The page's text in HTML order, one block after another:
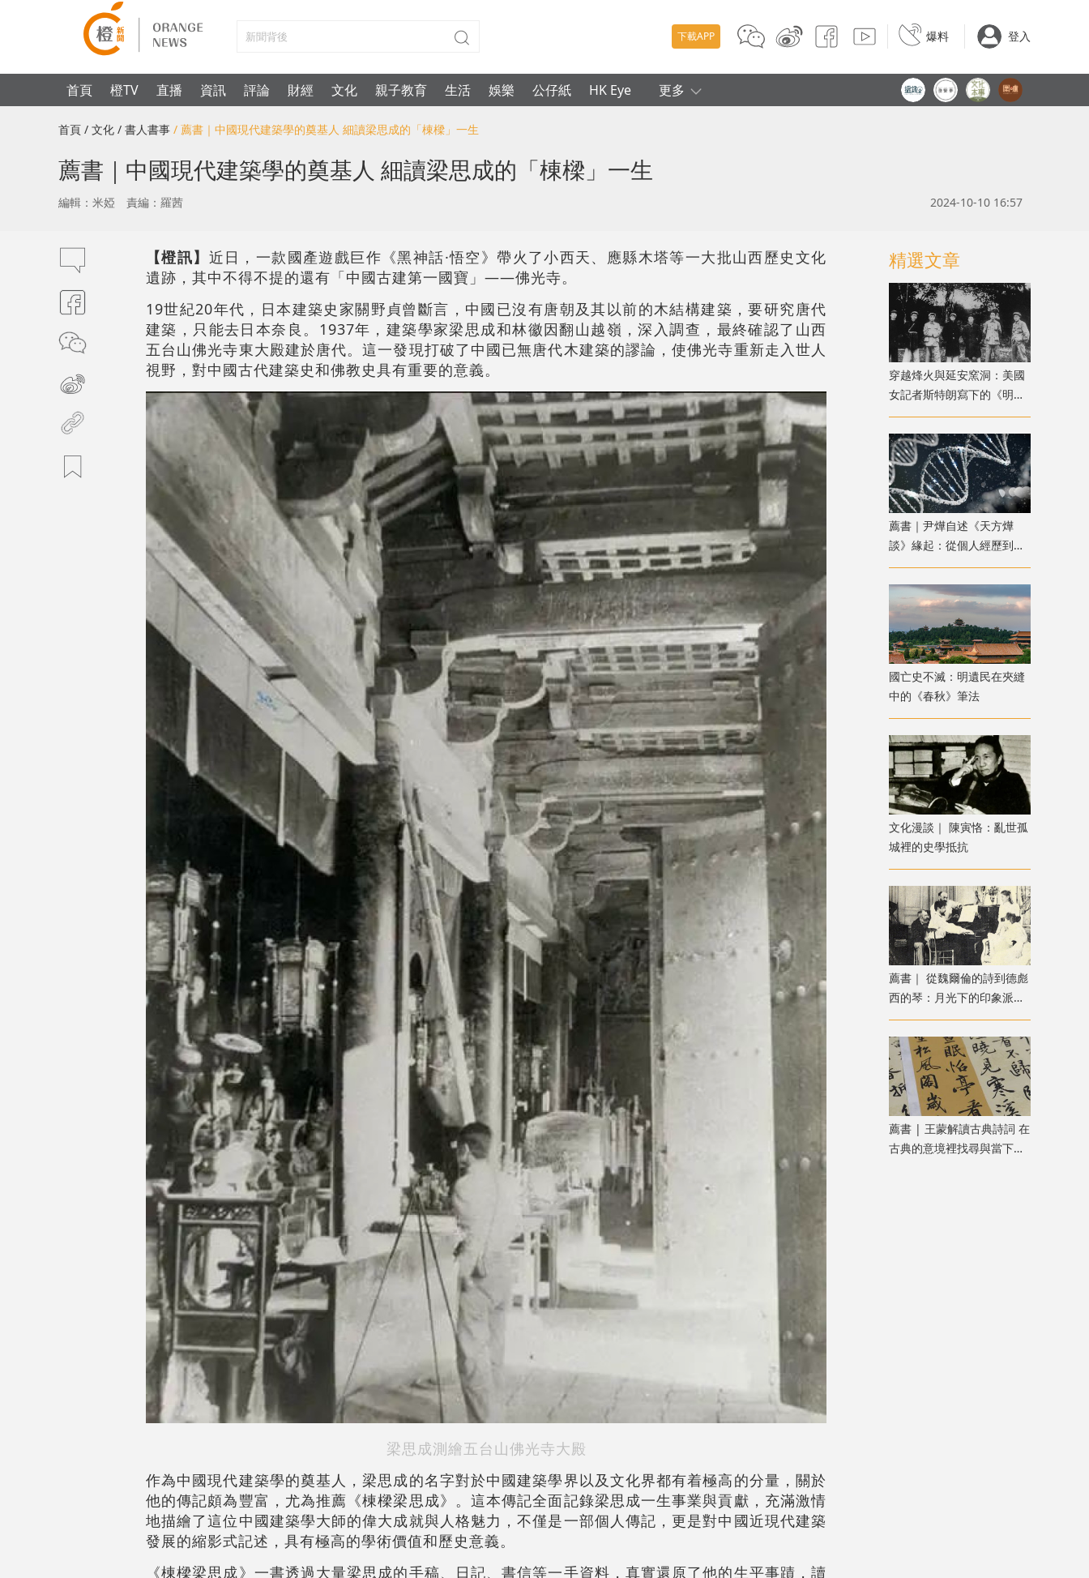
下載APP 爆料 登入
首頁 橙TV 直播 資訊 評論 財經 文化 親子教育 生活 娛樂 公仔紙 HK Eye 更多
首頁 / 文化 / 書人書事 / 薦書｜中國現代建築學的奠基人 細讀梁思成的「棟樑」一生
薦書｜中國現代建築學的奠基人 細讀梁思成的「棟樑」一生
編輯：米婭 責編：羅茜 2024-10-10 16:57
【橙訊】 近日，一款國產遊戲巨作《黑神話·悟空》帶火了小西天、應縣木塔等一大批山西歷史文化
遺跡，其中不得不提的還有「中國古建第一國寶」——佛光寺。
19世紀20年代，日本建築史家關野貞曾斷言，中國已沒有唐朝及其以前的木結構建築，要研究唐代
建築，只能去日本奈良。1937年，建築學家梁思成和林徽因翻山越嶺，深入調查，最終確認了山西
五台山佛光寺東大殿建於唐代。這一發現打破了中國已無唐代木建築的謬論，使佛光寺重新走入世人
視野，對中國古代建築史和佛教史具有重要的意義。
梁思成測繪五台山佛光寺大殿
作為中國現代建築學的奠基人，梁思成的名字對於中國建築學界以及文化界都有着極高的分量，關於
他的傳記頗為豐富，尤為推薦《棟樑梁思成》。這本傳記全面記錄梁思成一生事業與貢獻，充滿激情
地描繪了這位中國建築學大師的偉大成就與人格魅力，不僅是一部個人傳記，更是對中國近現代建築
發展的縮影式記述，具有極高的學術價值和歷史意義。
《棟樑梁思成》一書透過大量梁思成的手稿、日記、書信等一手資料，真實還原了他的生平事蹟，讀
精選文章
穿越烽火與延安窯洞：美國
女記者斯特朗寫下的《明日
中國》
薦書｜尹燁自述《天方燁
談》緣起：從個人經歷到生
命科學普及
國亡史不滅：明遺民在夾縫
中的《春秋》筆法
文化漫談｜ 陳寅恪：亂世孤
城裡的史學抵抗
薦書｜ 從魏爾倫的詩到德彪
西的琴：月光下的印象派音
樂之旅
薦書 | 王蒙解讀古典詩詞 在
古典的意境裡找尋與當下共